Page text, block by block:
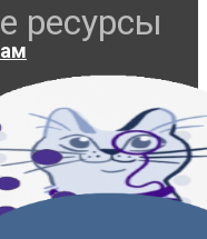
ресурсы